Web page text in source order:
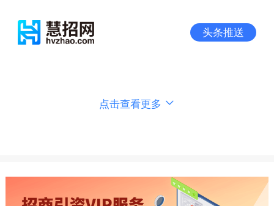
头条推送
点击查看更多